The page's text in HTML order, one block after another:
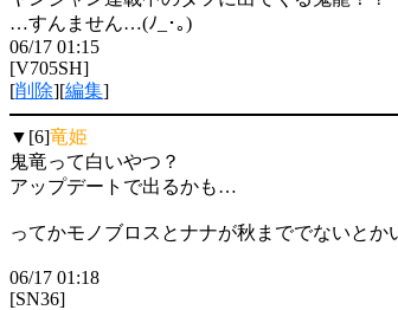
…すんません…(ﾉ_･｡)
06/17 01:15
[V705SH]
[削除][編集]
▼[6]竜姫
鬼竜って白いやつ？
アップデートで出るかも…
ってかモノブロスとナナが秋まででないと
06/17 01:18
[SN36]